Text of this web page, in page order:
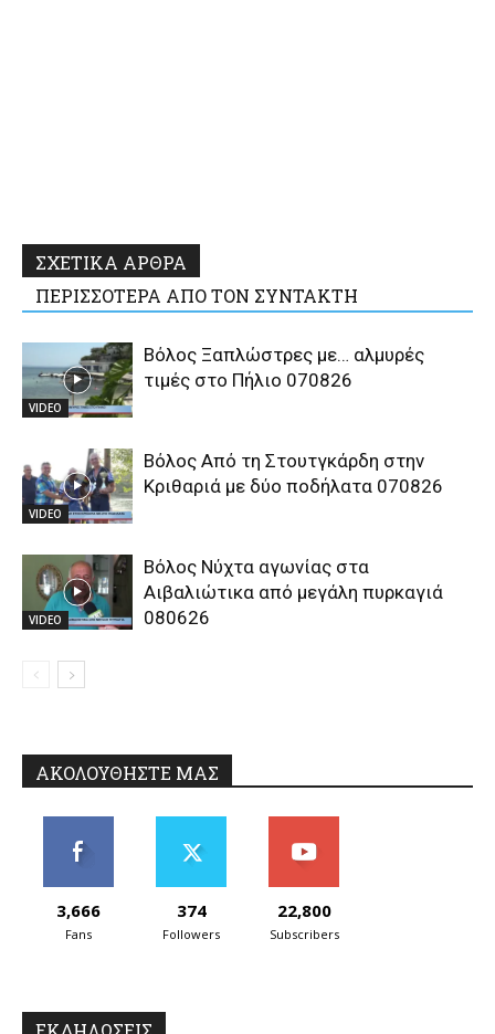
ΣΧΕΤΙΚΑ ΑΡΘΡΑ
ΠΕΡΙΣΣΟΤΕΡΑ ΑΠΟ ΤΟΝ ΣΥΝΤΑΚΤΗ
VIDEO
Βόλος Ξαπλώστρες με… αλμυρές
τιμές στο Πήλιο 070826
VIDEO
Βόλος Από τη Στουτγκάρδη στην
Κριθαριά με δύο ποδήλατα 070826
VIDEO
Βόλος Νύχτα αγωνίας στα
Αιβαλιώτικα από μεγάλη πυρκαγιά
080626
ΑΚΟΛΟΥΘΗΣΤΕ ΜΑΣ
3,666
Fans
374
Followers
22,800
Subscribers